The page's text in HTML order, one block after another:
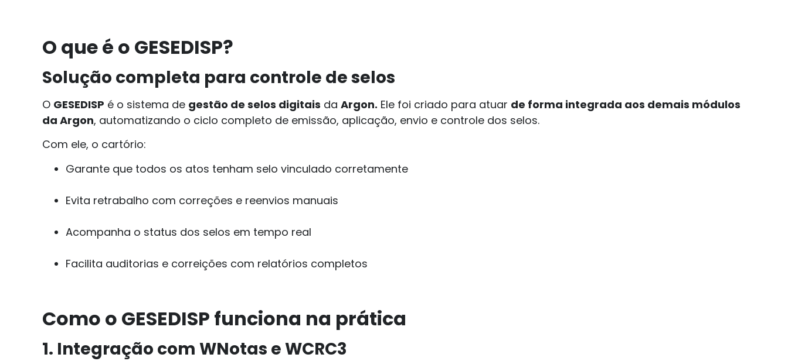
O que é o GESEDISP?
Solução completa para controle de selos
O GESEDISP é o sistema de gestão de selos digitais da Argon. Ele foi criado para atuar de forma integrada aos demais módulos
da Argon, automatizando o ciclo completo de emissão, aplicação, envio e controle dos selos.
Com ele, o cartório:
Garante que todos os atos tenham selo vinculado corretamente
Evita retrabalho com correções e reenvios manuais
Acompanha o status dos selos em tempo real
Facilita auditorias e correições com relatórios completos
Como o GESEDISP funciona na prática
1. Integração com WNotas e WCRC3